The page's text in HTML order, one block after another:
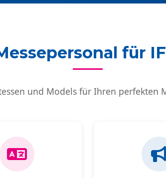
für
und Models für Ihren perfekten